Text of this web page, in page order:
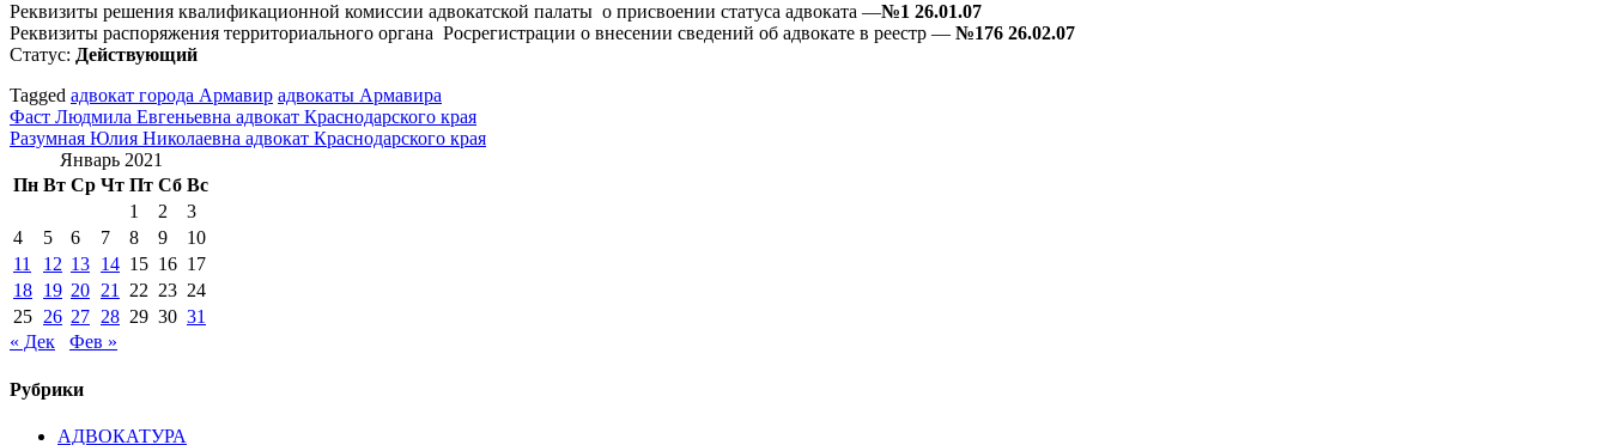
Реквизиты решения квалификационной комиссии адвокатской палаты о присвоении статуса адвоката —№1 26.01.07
Реквизиты распоряжения территориального органа Росрегистрации о внесении сведений об адвокате в реестр — №176 26.02.07
Статус: Действующий
Tagged адвокат города Армавир адвокаты Армавира
Навигация
по
записям
Фаст Людмила Евгеньевна адвокат Краснодарского края
Разумная Юлия Николаевна адвокат Краснодарского края
Январь 2021
Пн Вт Ср Чт Пт Сб Вс
1
2
3
4
5 6 7 8 9
10
11
12 13 14 15 16 17
18 19 20 21 22 23 24
25 26 27 28 29 30 31
« Дек
Фев »
Рубрики
АДВОКАТУРА